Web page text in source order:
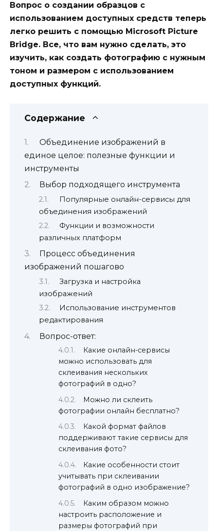
Вопрос о создании образцов с
использованием доступных средств теперь
легко решить с помощью Microsoft Picture
Bridge. Все, что вам нужно сделать, это
изучить, как создать фотографию с нужным
тоном и размером с использованием
доступных функций.
Содержание
Объединение изображений в
единое целое: полезные функции и
инструменты
Выбор подходящего инструмента
Популярные онлайн-сервисы для
объединения изображений
Функции и возможности
различных платформ
Процесс объединения
изображений пошагово
Загрузка и настройка
изображений
Использование инструментов
редактирования
Вопрос-ответ:
Какие онлайн-сервисы
можно использовать для
склеивания нескольких
фотографий в одно?
Можно ли склеить
фотографии онлайн бесплатно?
Какой формат файлов
поддерживают такие сервисы для
склеивания фото?
Какие особенности стоит
учитывать при склеивании
фотографий в одно изображение?
Каким образом можно
настроить расположение и
размеры фотографий при